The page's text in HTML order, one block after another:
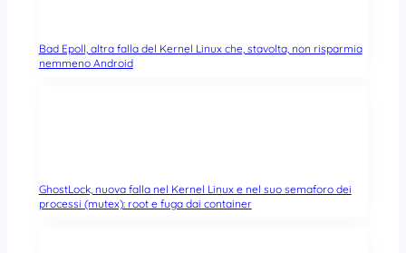
Bad Epoll, altra falla del Kernel Linux che, stavolta, non risparmia
nemmeno Android
GhostLock, nuova falla nel Kernel Linux e nel suo semaforo dei
processi (mutex): root e fuga dai container